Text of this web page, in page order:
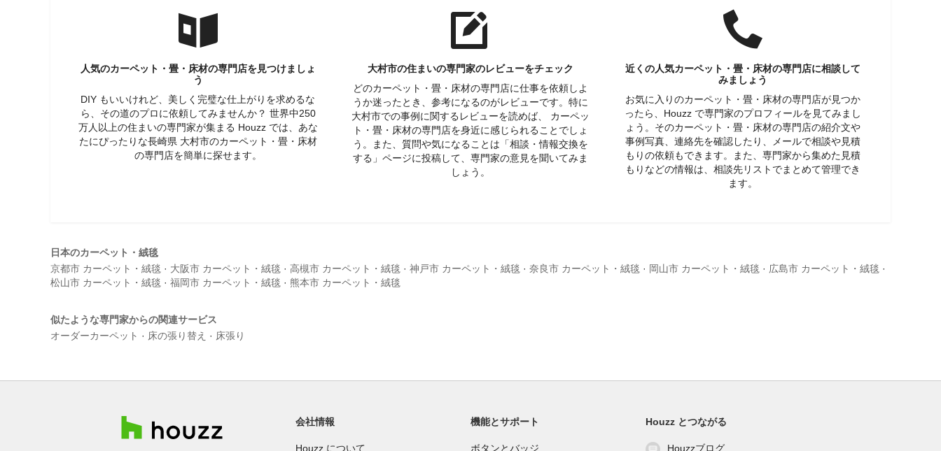
人気のカーペット・畳・床材の専門店を見つけましょ
う
DIY もいいけれど、美しく完璧な仕上がりを求めるな
ら、その道のプロに依頼してみませんか？ 世界中250
万人以上の住まいの専門家が集まる Houzz では、あな
たにぴったりな長崎県 大村市のカーペット・畳・床材
の専門店を簡単に探せます。
大村市の住まいの専門家のレビューをチェック
どのカーペット・畳・床材の専門店に仕事を依頼しよ
うか迷ったとき、参考になるのがレビューです。特に
大村市での事例に関するレビューを読めば、 カーペッ
ト・畳・床材の専門店を身近に感じられることでしょ
う。また、質問や気になることは「相談・情報交換を
する」ページに投稿して、専門家の意見を聞いてみま
しょう。
近くの人気カーペット・畳・床材の専門店に相談して
みましょう
お気に入りのカーペット・畳・床材の専門店が見つか
ったら、Houzz で専門家のプロフィールを見てみまし
ょう。そのカーペット・畳・床材の専門店の紹介文や
事例写真、連絡先を確認したり、メールで相談や見積
もりの依頼もできます。また、専門家から集めた見積
もりなどの情報は、相談先リストでまとめて管理でき
ます。
日本のカーペット・絨毯
京都市 カーペット・絨毯 · 大阪市 カーペット・絨毯 · 高槻市 カーペット・絨毯 · 神戸市 カーペット・絨毯 · 奈良市 カーペット・絨毯 · 岡山市 カーペット・絨毯 · 広島市 カーペット・絨毯 ·
松山市 カーペット・絨毯 · 福岡市 カーペット・絨毯 · 熊本市 カーペット・絨毯
似たような専門家からの関連サービス
オーダーカーペット · 床の張り替え · 床張り
会社情報
Houzz について
機能とサポート
ボタンとバッジ
Houzz とつながる
Houzzブログ